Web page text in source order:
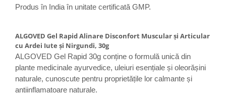
Produs în India în unitate certificată GMP.
ALGOVED Gel Rapid Alinare Disconfort Muscular și Articular
cu Ardei Iute și Nirgundi, 30g
ALGOVED Gel Rapid 30g conține o formulă unică din
plante medicinale ayurvedice, uleiuri esențiale și oleorășini
naturale, cunoscute pentru proprietățile lor calmante și
antiinflamatoare naturale.